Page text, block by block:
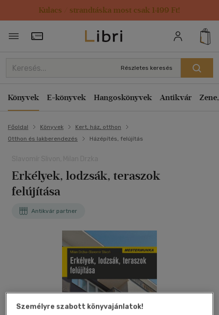
Kulacs / strandtáska most csak 1499 Ft!
Törzsvásárlói Kártya adatai
Részletes keresés
Könyvek E-könyvek Hangoskönyvek Antikvár
Főoldal Könyvek
Kert, ház, otthon
Otthon és lakberendezés
Házépítés, felújítás
Erkélyek, lodzsák, teraszok
felújítása
Antikvár partner
Személyre szabott könyvajánlatok!